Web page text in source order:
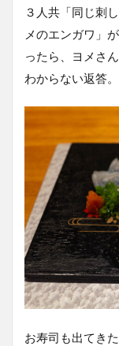
３人共「同じ刺
メのエンガワ」
ったら、ヨメさ
わからない返答
お寿司も出てき